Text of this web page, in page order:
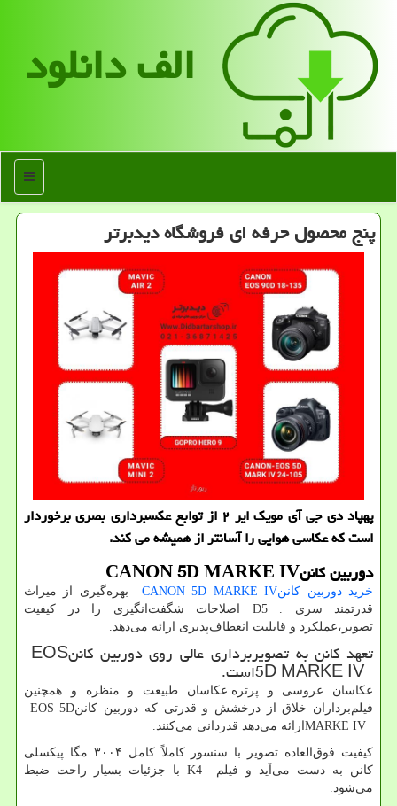
الف دانلود
منو
پنج محصول حرفه ای فروشگاه دیدبرتر
پهپاد دی جی آی مویك ایر ۲ از توابع عكسبرداری بصری برخوردار
است كه عكاسی هوایی را آسانتر از همیشه می كند.
دوربین کاننCANON 5D MARKE IV
خرید دوربین کاننCANON 5D MARKE IV
بهره‌گیری از میراث
قدرتمند سری D5 . اصلاحات شگفت‌انگیزی را در کیفیت
تصویر،عملکرد و قابلیت انعطاف‌پذیری ارائه می‌دهد.
تعهد کانن به تصویربرداری عالی روی دوربین کاننEOS
5D MARKE IVاست.
عکاسان عروسی و پرتره.عکاسان طبیعت و منظره و همچنین
فیلم‌برداران خلاق از درخشش و قدرتی که دوربین کاننEOS 5D
MARKE IVارائه می‌دهد قدردانی می‌کنند.
کیفیت فوق‌العاده تصویر با سنسور کاملاً کامل ۳۰۰۴ مگا پیکسلی
کانن به دست می‌آید و فیلم
K4 با جزئیات بسیار راحت ضبط
می‌شود.